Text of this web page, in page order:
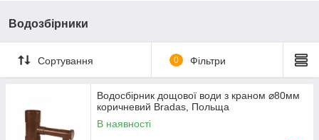
Водозбірники
Сортування 0 Фільтри
Водосбірник дощової води з краном ⌀80мм
коричневий Bradas, Польща
В наявності